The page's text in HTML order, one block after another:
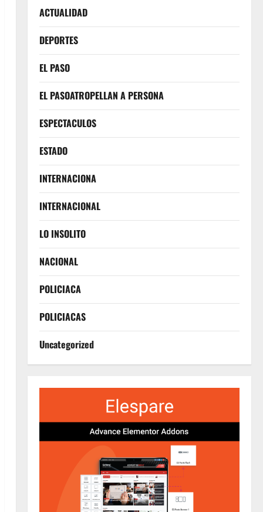
ACTUALIDAD
DEPORTES
EL PASO
EL PASOATROPELLAN A PERSONA
ESPECTACULOS
ESTADO
INTERNACIONA
INTERNACIONAL
LO INSOLITO
NACIONAL
POLICIACA
POLICIACAS
Uncategorized